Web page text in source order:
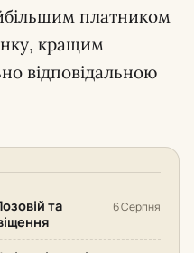
платником
кращим
відповідальною
та
6 Серпня